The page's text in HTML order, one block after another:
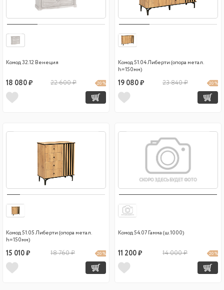
Комод 32.12 Венеция
18 080 ₽ 22 600 ₽ 20 %
Комод 51.04 Либерти (опора метал.
h=150мм)
19 080 ₽ 23 840 ₽ 20 %
Комод 51.05 Либерти (опора метал.
h=150мм)
15 010 ₽ 18 760 ₽ 20 %
Комод 54.07 Гамма (ш.1000)
11 200 ₽ 14 000 ₽ 20 %